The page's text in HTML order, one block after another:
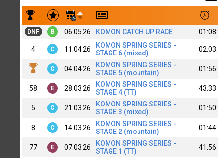
Результаты заездов Sergey Ilyin | top alfa C+
DNF B 06.05.26 KOMON CATCH UP RACE
4 C 11.04.26
KOMON SPRING SERIES -
STAGE 6 (mixed)
C 04.04.26
KOMON SPRING SERIES -
STAGE 5 (mountain)
58 E 28.03.26
KOMON SPRING SERIES -
STAGE 4 (TT)
43:33
5 C 21.03.26
KOMON SPRING SERIES -
STAGE 3 (mixed)
8 C 14.03.26
KOMON SPRING SERIES -
STAGE 2 (mountain)
77 E 07.03.26
KOMON SPRING SERIES -
STAGE 1 (TT)
41:56